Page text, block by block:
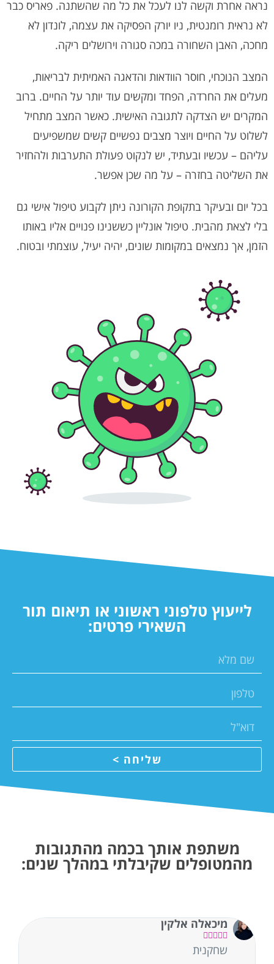
נראה אחרת וקשה לנו לעכל את כל מה שהשתנה. פאריס כבר
לא נראית רומנטית, ניו יורק הפסיקה את עצמה, לונדון לא
מחכה, האבן השחורה במכה סגורה וירושלים ריקה.
המצב הנוכחי, חוסר הוודאות והדאגה האמיתית לבריאות,
מעלים את החרדה, הפחד ומקשים עוד יותר על החיים. ברוב
המקרים יש הצדקה לתגובה האישית. כאשר המצב מתחיל
לשלוט על החיים ויוצר מצבים נפשיים קשים שמשפיעים
עליהם – עכשיו ובעתיד, יש לנקוט פעולת התערבות ולהחזיר
את השליטה בחזרה – על מה שכן אפשר.
בכל יום ובעיקר בתקופת הקורונה ניתן לקבוע טיפול אישי גם
בלי לצאת מהבית. טיפול אונליין כששנינו פנויים אליו באותו
הזמן, אך נמצאים במקומות שונים, יהיה יעיל, עוצמתי ובטוח.
לייעוץ טלפוני ראשוני או תיאום תור
השאירי פרטים:
שליחה >
משתפת אותך בכמה מהתגובות
מהמטופלים שקיבלתי במהלך שנים:
מיכאלה אלקין





שחקנית